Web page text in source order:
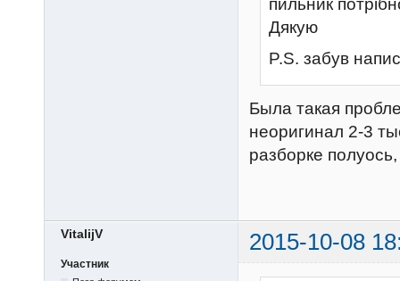
пильник
Дякую
P.S. забув
Была такая
неоригинал 2-3
разборке
VitalijV 2015-10-08
Участник